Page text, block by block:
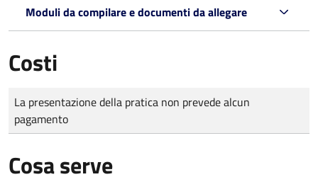
Moduli da compilare e documenti da allegare
Costi
Tipo di pagamento
Importo
La presentazione della pratica non prevede alcun
pagamento
Cosa serve